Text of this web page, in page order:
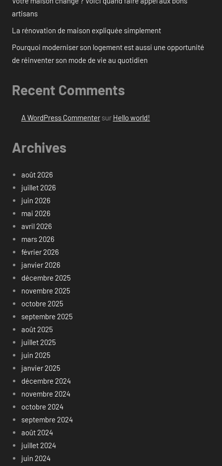
artisans
La rénovation de maison expliquée simplement
Pourquoi moderniser son logement est aussi une opportunité
de réinventer son mode de vie au quotidien
Recent Comments
A WordPress Commentersur Hello world!
Archives
août 2026
juillet 2026
juin 2026
mai 2026
avril 2026
mars 2026
février 2026
janvier 2026
décembre 2025
novembre 2025
octobre 2025
septembre 2025
août 2025
juillet 2025
juin 2025
janvier 2025
décembre 2024
novembre 2024
octobre 2024
septembre 2024
août 2024
juillet 2024
juin 2024